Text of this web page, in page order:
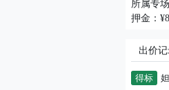
所属专场
押金：
出价
得标